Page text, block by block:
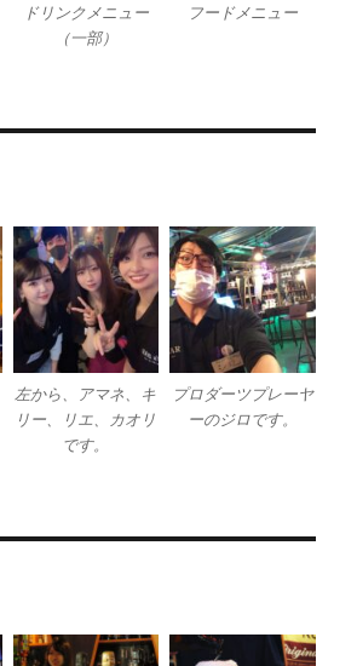
ドリンクメニュー
（一部）
フードメニュー
左から、アマネ、キ
リー、リエ、カオリ
です。
プロダーツプレーヤ
ーのジロです。